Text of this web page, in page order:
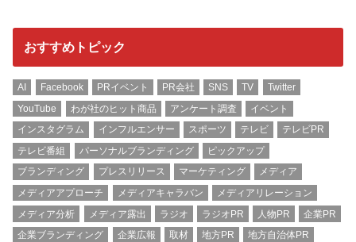
おすすめトピック
AI Facebook PRイベント PR会社 SNS TV
Twitter
YouTube
わが社のヒット商品 アンケート調査
イベント
インスタグラム
インフルエンサー スポーツ テレビ
テレビPR
テレビ番組
パーソナルブランディング
ピックアップ
ブランディング
プレスリリース マーケティング
メディア
メディアアプローチ
メディアキャラバン
メディアリレーション
メディア分析
メディア露出 ラジオ ラジオPR 人物PR
企業PR
企業ブランディング
企業広報 取材 地方PR
地方自治体PR